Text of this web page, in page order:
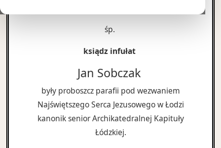
śp.
ksiądz infułat
Jan Sobczak
były proboszcz parafii pod wezwaniem
Najświętszego Serca Jezusowego w Łodzi
kanonik senior Archikatedralnej Kapituły
Łódzkiej.